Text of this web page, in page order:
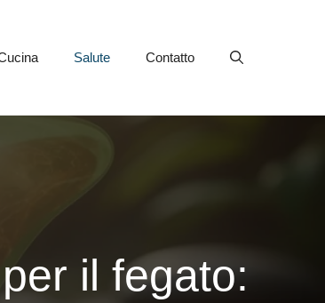
Salute Contatto
il fegato: